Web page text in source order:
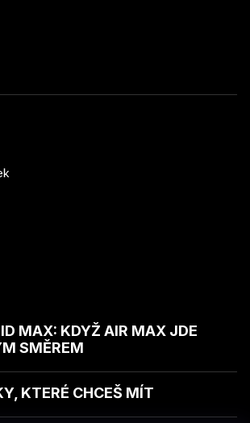
MAX: KDYŽ AIR MAX JDE
SMĚREM
KTERÉ CHCEŠ MÍT